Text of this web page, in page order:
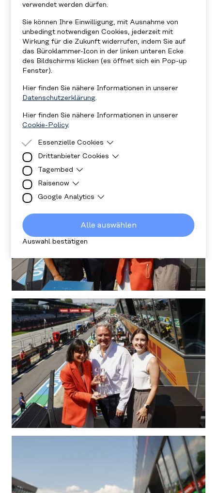
verwendet werden dürfen.
Sie können Ihre Einwilligung, mit Ausnahme von
unbedingt notwendigen Cookies, jederzeit mit
Wirkung für die Zukunft widerrufen, indem Sie auf
das Büroklammer-Icon in der linken unteren Ecke
des Bildschirms klicken (es öffnet sich ein Pop-up
Fenster).
Hier finden Sie nähere Informationen in unserer
Datenschutzerklärung.
Hier finden Sie nähere Informationen in unserer
Cookie-Policy.
Essenzielle Cookies
Essenzielle Cookies sind Cookies, welche für
die ordnungsgemäße Funktion der Website
Drittanbieter Cookies
Drittanbieter Cookies sind Cookies, die
Drittanbieter-Software setzt, um Funktionen
Tagembed
Diese Cookies sind für die Anzeige der Social-
Media Walls notwendig.
Raisenow
Cookies werden für die Anzeige des
Google Analytics
wie viele Personen unsere Website besuchen
gesammelten Daten sind anonym.
Alle auswählen
Auswahl bestätigen
Formula 1® ist eine Tochtergesellschaft der
FWONK, LLYVA, LLVYK) und dem Formula One
Group Tracking Stock zugeordnet.
Das F1‑Logo, das F1 Formula 1®‑Logo, „Formula
1®“, „F1“, „FIA FORMULA ONE WORLD
CLUB“ sowie damit verbundene Bezeichnungen
Unternehmen der Formula 1®. Alle Rechte
vorbehalten.
Bilder vonHoch Zwei Photography